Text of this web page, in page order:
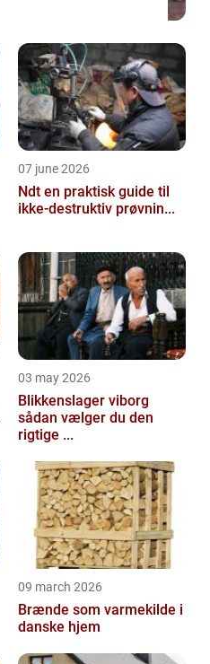
07 june 2026
Ndt en praktisk guide til
ikke-destruktiv prøvnin...
03 may 2026
Blikkenslager viborg
sådan vælger du den
rigtige ...
09 march 2026
Brænde som varmekilde i
danske hjem